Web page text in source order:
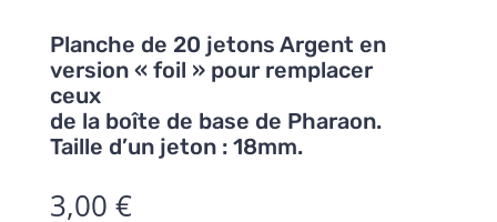
Planche de 20 jetons Argent en
version « foil » pour remplacer
ceux
de la boîte de base de Pharaon.
Taille d’un jeton : 18mm.
3,00 €